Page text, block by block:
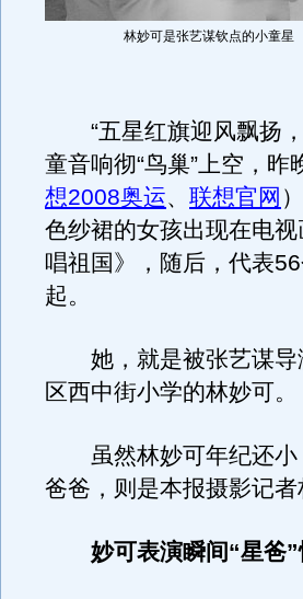
林妙可是张艺谋钦点的小童星
“五星红旗迎风飘扬
童音响彻“鸟巢”上空，
想2008奥运、 联想官网
色纱裙的女孩出现在电
唱祖国》，随后，代表
起。
她，就是被张艺谋导
区西中街小学的林妙可。
虽然林妙可年纪还小
爸爸，则是本报摄影记者
妙可表演瞬间“星爸”